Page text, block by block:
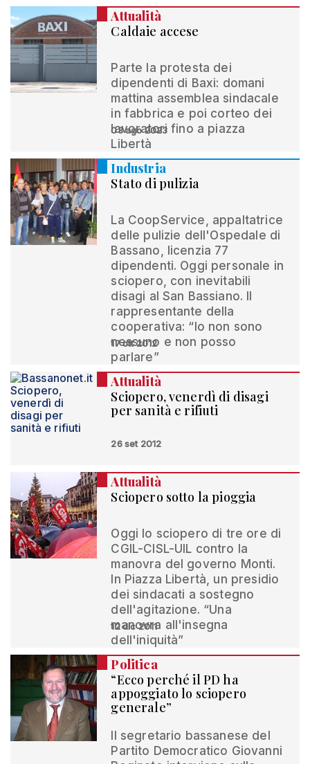
Attualità
Caldaie accese
Parte la protesta dei
dipendenti di Baxi: domani
mattina assemblea sindacale
in fabbrica e poi corteo dei
lavoratori fino a piazza
Libertà
03 ago 2023
Industria
Stato di pulizia
La CoopService, appaltatrice
delle pulizie dell'Ospedale di
Bassano, licenzia 77
dipendenti. Oggi personale in
sciopero, con inevitabili
disagi al San Bassiano. Il
rappresentante della
cooperativa: “Io non sono
nessuno e non posso
parlare”
17 ott 2012
Attualità
Sciopero, venerdì di disagi
per sanità e rifiuti
26 set 2012
Attualità
Sciopero sotto la pioggia
Oggi lo sciopero di tre ore di
CGIL-CISL-UIL contro la
manovra del governo Monti.
In Piazza Libertà, un presidio
dei sindacati a sostegno
dell'agitazione. “Una
manovra all'insegna
dell'iniquità”
12 dic 2011
Politica
“Ecco perché il PD ha
appoggiato lo sciopero
generale”
Il segretario bassanese del
Partito Democratico Giovanni